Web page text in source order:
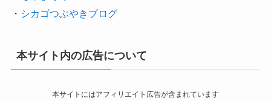
・ シカゴつぶやきブログ
本サイト内の広告について
本サイトにはアフィリエイト広告が含まれています